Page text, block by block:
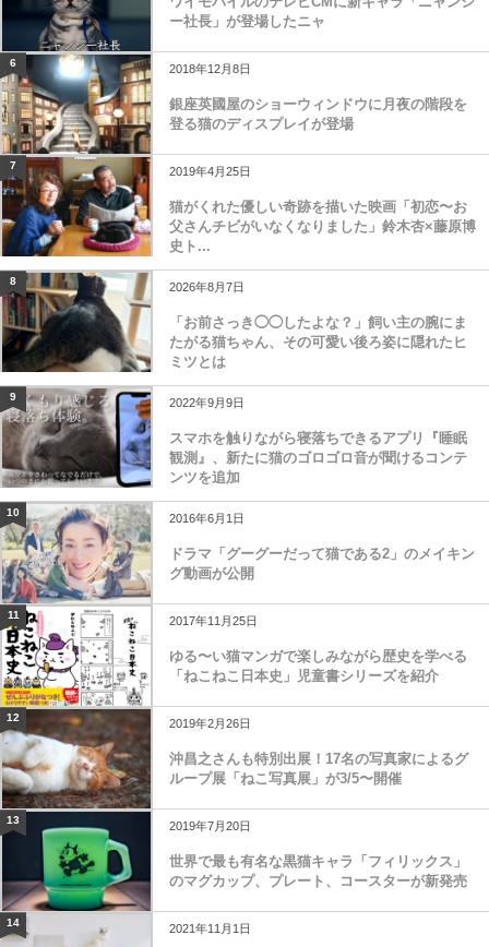
ー社長」が登場したニャ
6 2018年12月8日
銀座英國屋のショーウィンドウに月夜の階段を
登る猫のディスプレイが登場
7 2019年4月25日
猫がくれた優しい奇跡を描いた映画「初恋〜お
父さんチビがいなくなりました」鈴木杏×藤原博
史ト...
8 2026年8月7日
「お前さっき◯◯したよな？」飼い主の腕にま
たがる猫ちゃん、その可愛い後ろ姿に隠れたヒ
ミツとは
9 2022年9月9日
スマホを触りながら寝落ちできるアプリ『睡眠
観測』、新たに猫のゴロゴロ音が聞けるコンテ
ンツを追加
10 2016年6月1日
ドラマ「グーグーだって猫である2」のメイキン
グ動画が公開
11 2017年11月25日
ゆる〜い猫マンガで楽しみながら歴史を学べる
「ねこねこ日本史」児童書シリーズを紹介
12 2019年2月26日
沖昌之さんも特別出展！17名の写真家によるグ
ループ展「ねこ写真展」が3/5〜開催
13 2019年7月20日
世界で最も有名な黒猫キャラ「フィリックス」
のマグカップ、プレート、コースターが新発売
14 2021年11月1日